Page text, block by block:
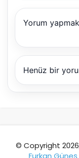
Yorum
Henüz bir
© Copyright
Furkan Güneş
🏛️ Tarihi
🍽️ Lezzet